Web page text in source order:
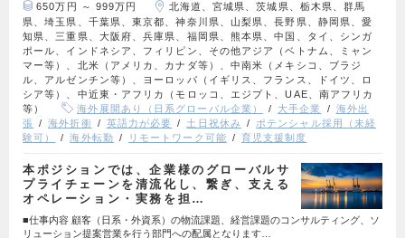
650万円 ～ 999万円
北海道、宮城県、茨城県、栃木県、群馬
県、埼玉県、千葉県、東京都、神奈川県、山梨県、長野県、静岡県、愛
知県、三重県、大阪府、兵庫県、福岡県、熊本県、中国、タイ、シンガ
ポール、インドネシア、フィリピン、その他アジア（ベトナム、ミャン
マー等）、北米（アメリカ、カナダ等）、中南米（メキシコ、ブラジ
ル、アルゼンチン等）、ヨーロッパ（イギリス、フランス、ドイツ、ロ
シア等）、中近東・アフリカ（モロッコ、エジプト、UAE、南アフリカ
等）
海外展開あり（日系グローバル企業） 大手企業
海外出
張
海外折衝 英語力が必要 土日祝休み
ポテンシャル採用（未経
験可）
海外転勤 リモートワーク可能 育児支援制度
本ポジションでは、企業様のグローバルサ
プライチェーンを清流化し、繋ぎ、支える
オペレーション・実務を担…
■仕事内容 顧客（日系・外資系）の物流課題、経営課題のコンサルティング、ソ
リューション提案営業を行う部門への配属となります…